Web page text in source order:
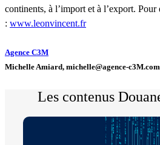
continents, à l’import et à l’export. Pour
: www.leonvincent.fr
Agence C3M
Michelle Amiard, michelle@agence-c3M.com
Les contenus